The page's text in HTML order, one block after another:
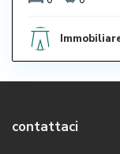
contattaci